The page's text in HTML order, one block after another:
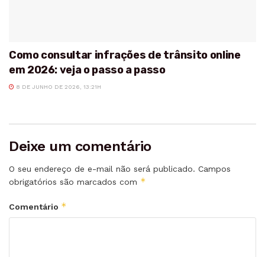
Como consultar infrações de trânsito online
em 2026: veja o passo a passo
8 DE JUNHO DE 2026, 13:21H
Deixe um comentário
O seu endereço de e-mail não será publicado. Campos
obrigatórios são marcados com *
Comentário *